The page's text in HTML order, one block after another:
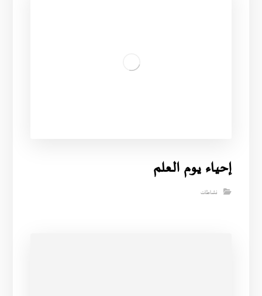
إحياء يوم العلم
نشاطات